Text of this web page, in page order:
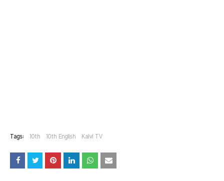
Tags: 10th 10th English Kalvi TV